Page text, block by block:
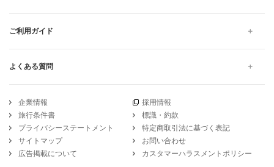
ご利用ガイド
よくある質問
企業情報
採用情報
旅行条件書
標識・約款
プライバシーステートメント
特定商取引法に基づく表記
サイトマップ
お問い合わせ
広告掲載について
カスタマーハラスメントポリシー